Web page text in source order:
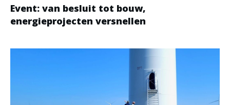
Event: van besluit tot bouw,
energieprojecten versnellen